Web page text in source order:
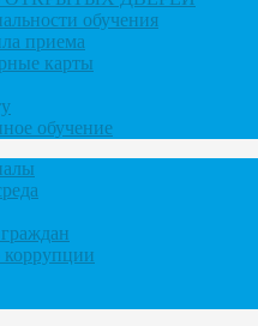
обучения
приема
карты
обучение